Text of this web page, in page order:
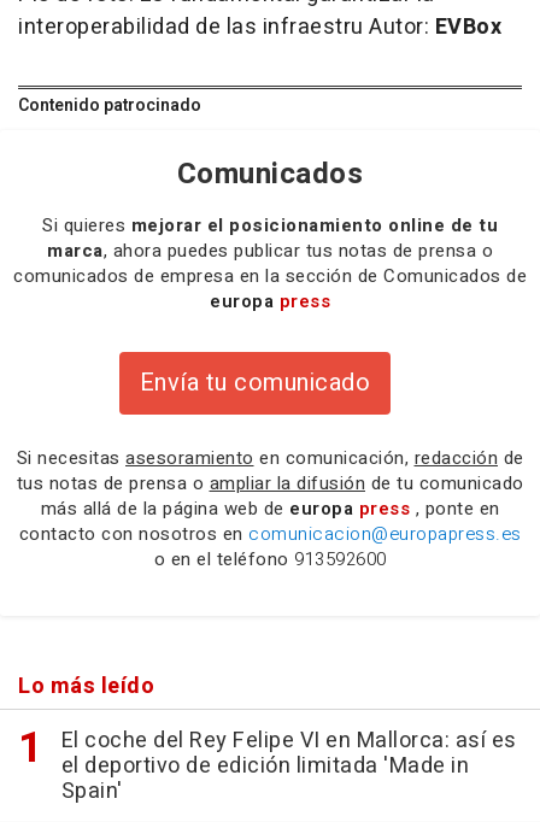
interoperabilidad de las infraestru Autor: EVBox
Contenido patrocinado
Comunicados
Si quieres mejorar el posicionamiento online de tu
marca, ahora puedes publicar tus notas de prensa o
comunicados de empresa en la sección de Comunicados de
europa press
Envía tu comunicado
Si necesitas asesoramiento en comunicación, redacción de
tus notas de prensa o ampliar la difusión de tu comunicado
más allá de la página web de europa press , ponte en
contacto con nosotros en comunicacion@europapress.es
o en el teléfono 913592600
Lo más leído
El coche del Rey Felipe VI en Mallorca: así es
el deportivo de edición limitada 'Made in
Spain'